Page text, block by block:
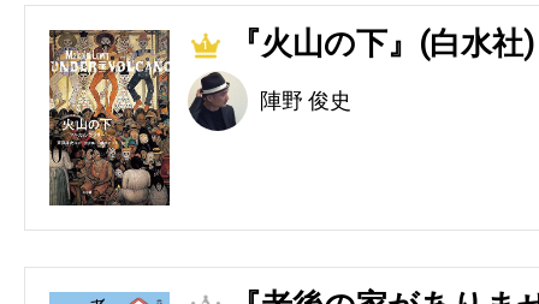
1 『火山の下』(白水社)
陣野 俊史